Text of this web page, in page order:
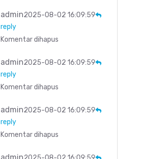
admin2025-08-02 16:09:59
reply
Komentar dihapus
admin2025-08-02 16:09:59
reply
Komentar dihapus
admin2025-08-02 16:09:59
reply
Komentar dihapus